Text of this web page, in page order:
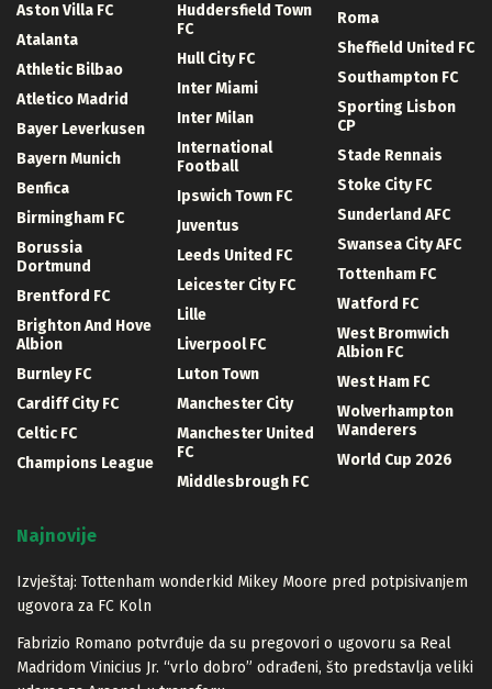
Aston Villa FC
Atalanta
Athletic Bilbao
Atletico Madrid
Bayer Leverkusen
Bayern Munich
Benfica
Birmingham FC
Borussia
Dortmund
Brentford FC
Brighton And Hove
Albion
Burnley FC
Cardiff City FC
Celtic FC
Champions League
Huddersfield Town
FC
Hull City FC
Inter Miami
Inter Milan
International
Football
Ipswich Town FC
Juventus
Leeds United FC
Leicester City FC
Lille
Liverpool FC
Luton Town
Manchester City
Manchester United
FC
Middlesbrough FC
Roma
Sheffield United FC
Southampton FC
Sporting Lisbon
CP
Stade Rennais
Stoke City FC
Sunderland AFC
Swansea City AFC
Tottenham FC
Watford FC
West Bromwich
Albion FC
West Ham FC
Wolverhampton
Wanderers
World Cup 2026
Najnovije
Izvještaj: Tottenham wonderkid Mikey Moore pred potpisivanjem
ugovora za FC Koln
Fabrizio Romano potvrđuje da su pregovori o ugovoru sa Real
Madridom Vinicius Jr. “vrlo dobro” odrađeni, što predstavlja veliki